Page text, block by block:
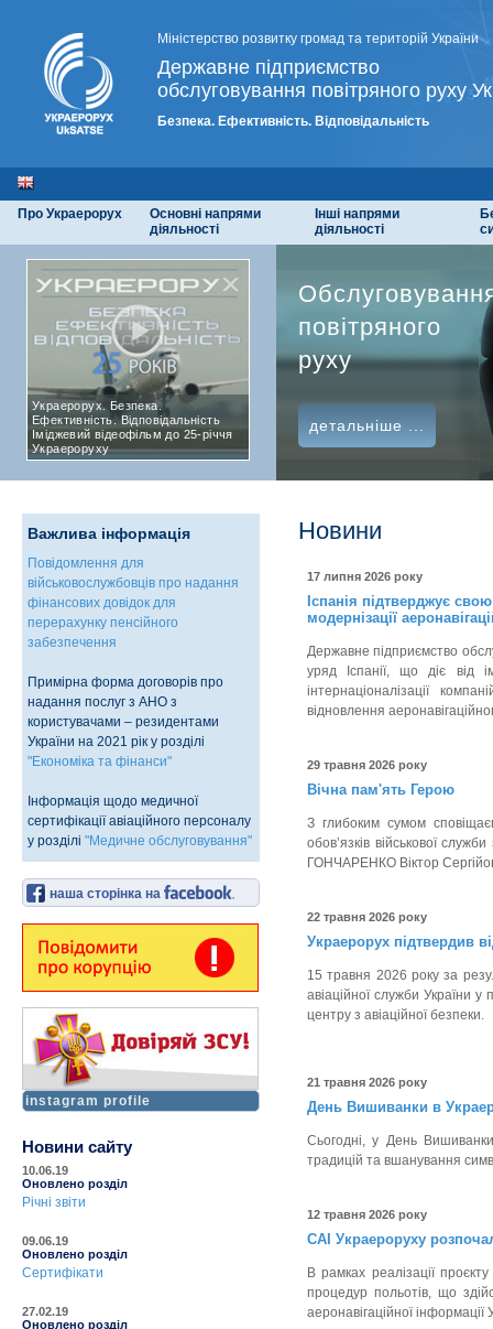
Міністерство розвитку громад та територій України
Державне підприємство
обслуговування повітряного руху
Безпека. Ефективність. Відповідальність
Про Украерорух
Основні напрями
діяльності
Інші напрями
діяльності
Украерорух. Безпека.
Ефективність. Відповідальність
Іміджевий відеофільм до 25-річчя
Украероруху
повітряного
руху
детальніше ...
Важлива інформація
Повідомлення для
військовослужбовців про надання
фінансових довідок для
перерахунку пенсійного
забезпечення
Примірна форма договорів про
надання послуг з АНО з
користувачами – резидентами
України на 2021 рік у розділі
"Економіка та фінанси"
Інформація щодо медичної
сертифікації авіаційного персоналу
у розділі "Медичне обслуговування"
наша сторінка на
instagram profile
Новини сайту
10.06.19
Оновлено розділ
Річні звіти
09.06.19
Оновлено розділ
Сертифікати
27.02.19
Оновлено розділ
Новини
17 липня 2026 року
Іспанія підтверджує
модернізації
Державне підприємство
уряд Іспанії, що діє від
інтернаціоналізації
відновлення
29 травня 2026 року
Вічна пам'ять Герою
З глибоким сумом
обов’язків військової
ГОНЧАРЕНКО Віктор
22 травня 2026 року
Украерорух підтвердив
15 травня 2026 року за
авіаційної служби України
центру з авіаційної безпеки.
21 травня 2026 року
День Вишиванки в
Сьогодні, у День
традицій та вшанування
12 травня 2026 року
САІ Украероруху
В рамках реалізації
процедур польотів, що
аеронавігаційної